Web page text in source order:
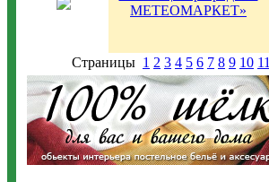
МЕТЕОМАРКЕТ»
Страницы 1 2 3 4 5 6 7 8 9 10 11